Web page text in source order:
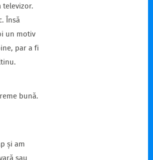
Însă
un motiv
par a fi
bună.
și am